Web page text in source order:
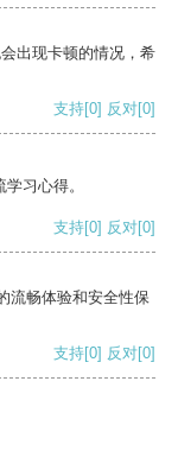
出现卡顿的情况，希
支持[0] 反对[0]
习心得。
支持[0] 反对[0]
流畅体验和安全性保
支持[0] 反对[0]